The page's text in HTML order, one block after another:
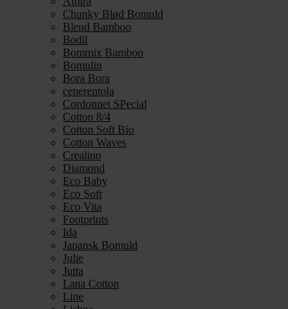
Chunky Blød Bomuld
Blend Bamboo
Bodil
Bommix Bamboo
Bomulin
Bora Bora
cenerentola
Cordonnet SPecial
Cotton 8/4
Cotton Soft Bio
Cotton Waves
Crealino
Diamond
Eco Baby
Eco Soft
Eco Vita
Footprints
Ida
Japansk Bomuld
Julie
Jutta
Lana Cotton
Line